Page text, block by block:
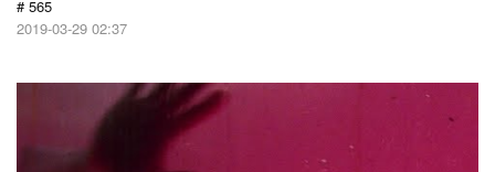
# 565
2019-03-29 02:37